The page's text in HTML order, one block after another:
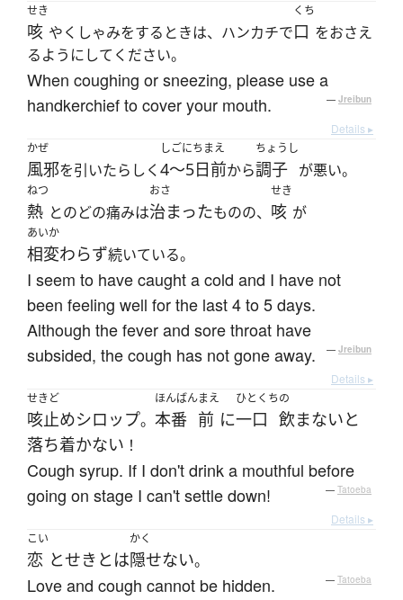
せき
咳 やくしゃみをするときは、ハンカチで
くち
口 をおさえ
るようにしてください。
When coughing or sneezing, please use a
handkerchief to cover your mouth.
— Jreibun
Details ▸
かぜ
風邪を引いたらしく
しごにちまえ
4〜5日前から
ちょうし
調子 が悪い。
ねつ
熱 とのどの痛みは
おさ
治まったものの、
せき
咳 が
あいか
相変わらず続いている。
I seem to have caught a cold and I have not
been feeling well for the last 4 to 5 days.
Although the fever and sore throat have
subsided, the cough has not gone away.
— Jreibun
Details ▸
せきど
咳止めシロップ。
ほんばん
本番
まえ
前 に
ひとくち
一口
の
飲まないと
落ち着かない ！
Cough syrup. If I don't drink a mouthful before
going on stage I can't settle down!
— Tatoeba
Details ▸
こい
恋 とせき とは
かく
隠せない。
Love and cough cannot be hidden. — Tatoeba